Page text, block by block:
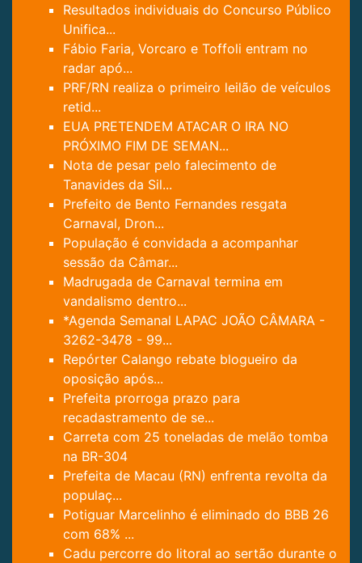
Resultados individuais do Concurso Público
Unifica...
Fábio Faria, Vorcaro e Toffoli entram no
radar apó...
PRF/RN realiza o primeiro leilão de veículos
retid...
EUA PRETENDEM ATACAR O IRA NO
PRÓXIMO FIM DE SEMAN...
Nota de pesar pelo falecimento de
Tanavides da Sil...
Prefeito de Bento Fernandes resgata
Carnaval, Dron...
População é convidada a acompanhar
sessão da Câmar...
Madrugada de Carnaval termina em
vandalismo dentro...
*Agenda Semanal LAPAC JOÃO CÂMARA -
3262-3478 - 99...
Repórter Calango rebate blogueiro da
oposição após...
Prefeita prorroga prazo para
recadastramento de se...
Carreta com 25 toneladas de melão tomba
na BR-304
Prefeita de Macau (RN) enfrenta revolta da
populaç...
Potiguar Marcelinho é eliminado do BBB 26
com 68% ...
Cadu percorre do litoral ao sertão durante o